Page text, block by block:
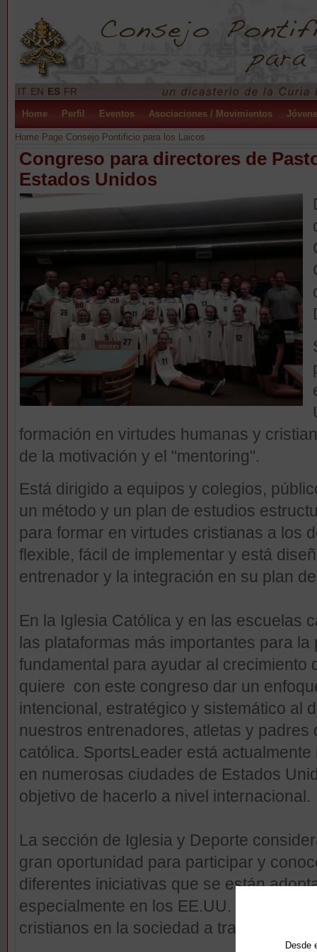
IT EN ES FR
Home Perfil Eventos Asociaciones / Movimientos
Home Page Consejo Pontificio para los Laicos
Congreso para directores de
Estados Unidos
formación en virtudes humanas y
de la motivación y el "mentoring".
Está dirigido a equipos y colegios,
un método y un plan de estudios
para formar en virtudes cristianas a los
flexible, fácil de implementar y está
entrenador y la integración en su plan
En la Iglesia Católica y en las escuelas
las plataformas más importantes para
fundamental para ayudar al crecimiento
quiere con este congreso dar un
intencional, estratégico y sistemático al
nuestros entrenadores, atletas y padres
católica. SportsLeader está
en numerosas ciudades de Estados
objetivo de hacerlo a nivel internacional.
La sección de Iglesia y Deporte
gran oportunidad para participar y
diferentes iniciativas que se están
especialmente en los EE.UU. para
cristianos en la sociedad a través del
Desde